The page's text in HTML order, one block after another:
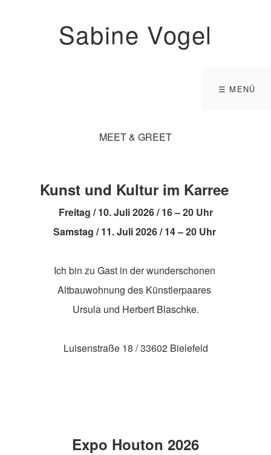
Sabine Vogel
☰ MENÜ
MEET & GREET
Kunst und Kultur im Karree
Freitag / 10. Juli 2026 / 16 – 20 Uhr
Samstag / 11. Juli 2026 / 14 – 20 Uhr
Ich bin zu Gast in der wunderschonen
Altbauwohnung des Künstlerpaares
Ursula und Herbert Blaschke.
Luisenstraße 18 / 33602 Bielefeld
Expo Houton 2026